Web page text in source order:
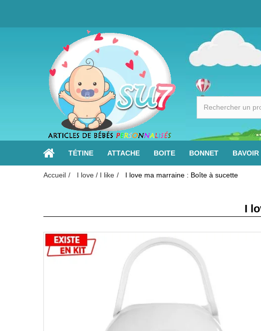
TÉTINE ATTACHE BOITE BONNET BAVOIR
Accueil I love / I like I love ma marraine : Boîte à sucette
I